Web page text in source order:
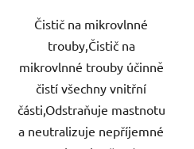
Čistič na mikrovlnné
trouby,Čistič na
mikrovlnné trouby účinně
čistí všechny vnitřní
části,Odstraňuje mastnotu
a neutralizuje nepříjemné